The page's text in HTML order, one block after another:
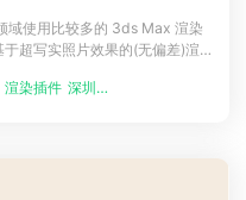
使用比较多的 3ds Max 渲染
超写实照片效果的(无偏差)渲
的参数设置，新手也易于上
渲染插件 深圳瑞云